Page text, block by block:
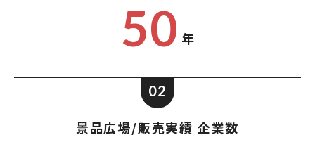
50 年
02
景品広場/販売実績 企業数